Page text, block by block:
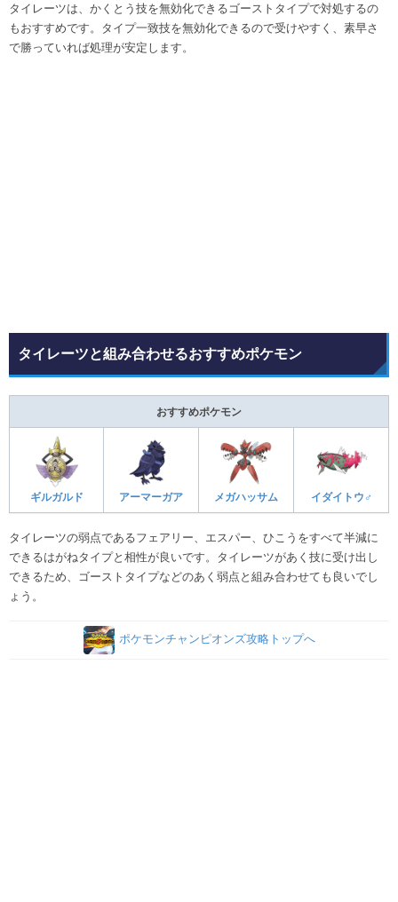
タイレーツは、かくとう技を無効化できるゴーストタイプで対処するの
もおすすめです。タイプ一致技を無効化できるので受けやすく、素早さ
で勝っていれば処理が安定します。
タイレーツと組み合わせるおすすめポケモン
おすすめポケモン
ギルガルド アーマーガア メガハッサム イダイトウ♂
タイレーツの弱点であるフェアリー、エスパー、ひこうをすべて半減に
できるはがねタイプと相性が良いです。タイレーツがあく技に受け出し
できるため、ゴーストタイプなどのあく弱点と組み合わせても良いでし
ょう。
ポケモンチャンピオンズ攻略トップへ